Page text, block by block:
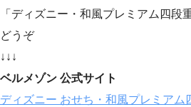
「ディズニー・和風プレミアム四段
どうぞ
↓↓↓
ベルメゾン 公式サイト
ディズニー おせち・和風プレミアム